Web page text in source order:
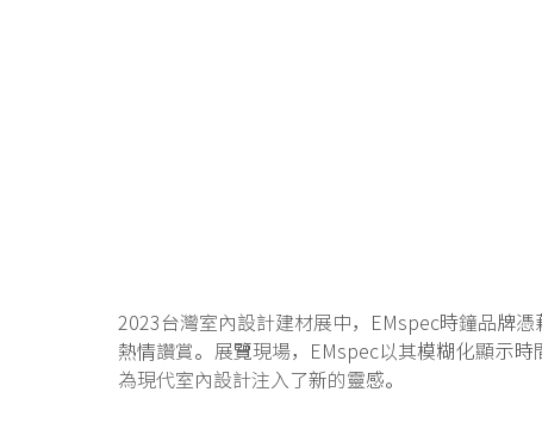
2023台灣室內設計建材展中，EMspec時鐘品牌
熱情讚賞。展覽現場，EMspec以其模糊化顯示時
為現代室內設計注入了新的靈感。